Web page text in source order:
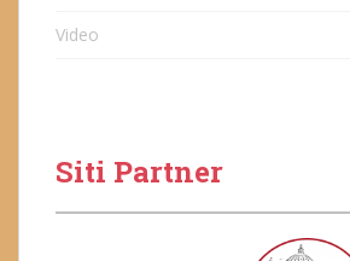
Video
Siti Partner